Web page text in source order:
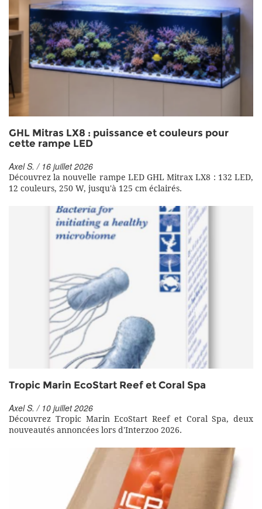
GHL Mitras LX8 : puissance et couleurs pour
cette rampe LED
Axel S. / 16 juillet 2026
Découvrez la nouvelle rampe LED GHL Mitrax LX8 : 132 LED,
12 couleurs, 250 W, jusqu'à 125 cm éclairés.
Tropic Marin EcoStart Reef et Coral Spa
Axel S. / 10 juillet 2026
Découvrez Tropic Marin EcoStart Reef et Coral Spa, deux
nouveautés annoncées lors d'Interzoo 2026.